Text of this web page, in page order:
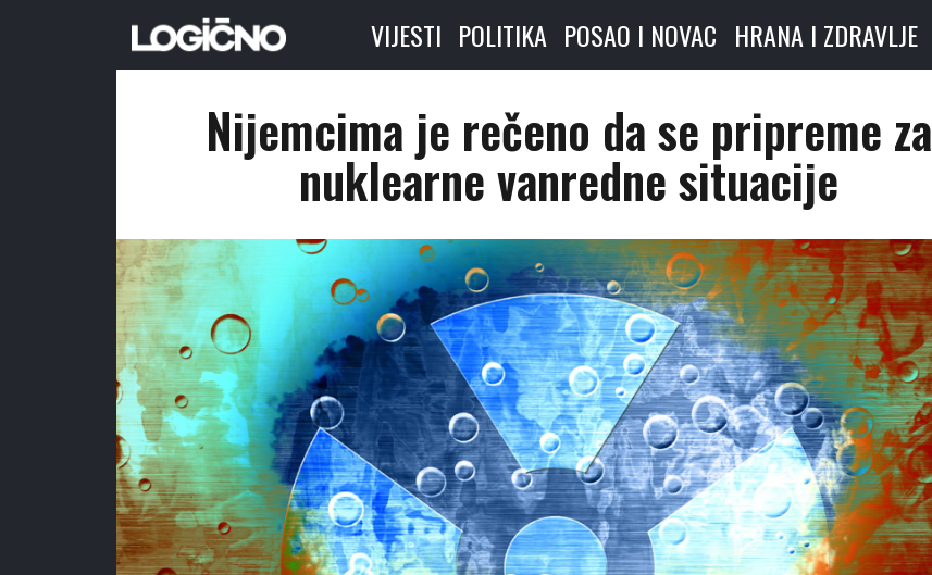
VIJESTI POLITIKA POSAO I NOVAC HRANA I ZDRAVLJE
Nijemcima je rečeno da se pripreme za
nuklearne vanredne situacije